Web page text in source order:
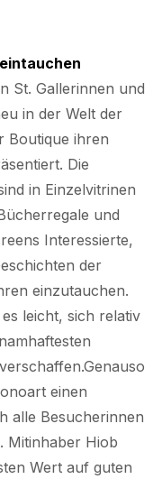
St. Gallerinnen und
in der Welt der
Boutique ihren
Die
in Einzelvitrinen
und
Interessierte,
der
einzutauchen.
leicht, sich relativ
einen
alle Besucherinnen
Mitinhaber Hiob
Wert auf guten